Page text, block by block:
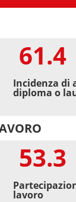
61.4
Incidenza di
diploma o
53.3
lavoro